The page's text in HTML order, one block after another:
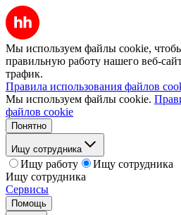
Мы используем файлы cookie,
правильную работу нашего веб-
трафик.
Правила использования файлов
Мы используем файлы cookie.
файлов cookie
Понятно
Ищу сотрудника
Ищу работу
Ищу сотрудника
Ищу сотрудника
Сервисы
Помощь